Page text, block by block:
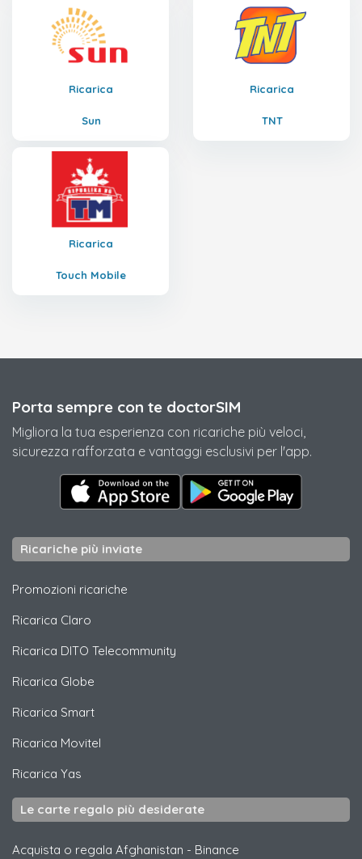
Ricarica
Sun
Ricarica
TNT
Ricarica
Touch Mobile
Porta sempre con te doctorSIM
Migliora la tua esperienza con ricariche più veloci,
sicurezza rafforzata e vantaggi esclusivi per l'app.
Ricariche più inviate
Promozioni ricariche
Ricarica Claro
Ricarica DITO Telecommunity
Ricarica Globe
Ricarica Smart
Ricarica Movitel
Ricarica Yas
Le carte regalo più desiderate
Acquista o regala Afghanistan - Binance